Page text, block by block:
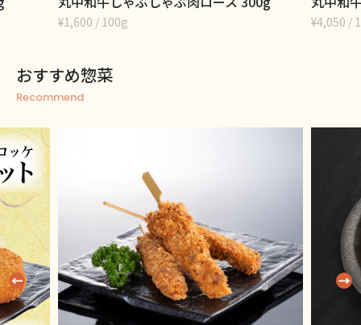
¥1,600 / 100g ¥4,050 /
おすすめ惣菜
Recommend